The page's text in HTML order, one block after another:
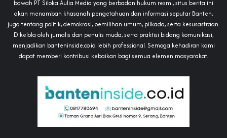
bawah PT Siloka Aulia Media yang berbadan hukum resmi, situs berita ini
akan menambah khasanah pengetahuan dan informasi seputar Banten,
juga tentang politik, demokrasi, pemilihan umum, pilkada, serta kesusastraan.
Dikelola oleh jurnalis dan penulis muda, serta praktisi bidang komunikasi,
menjadikan banteninside.co.id lebih professional. Semoga kehadiran kami
dapat memberi kontribusi kebaikan bagi semua elemen masyarakat.